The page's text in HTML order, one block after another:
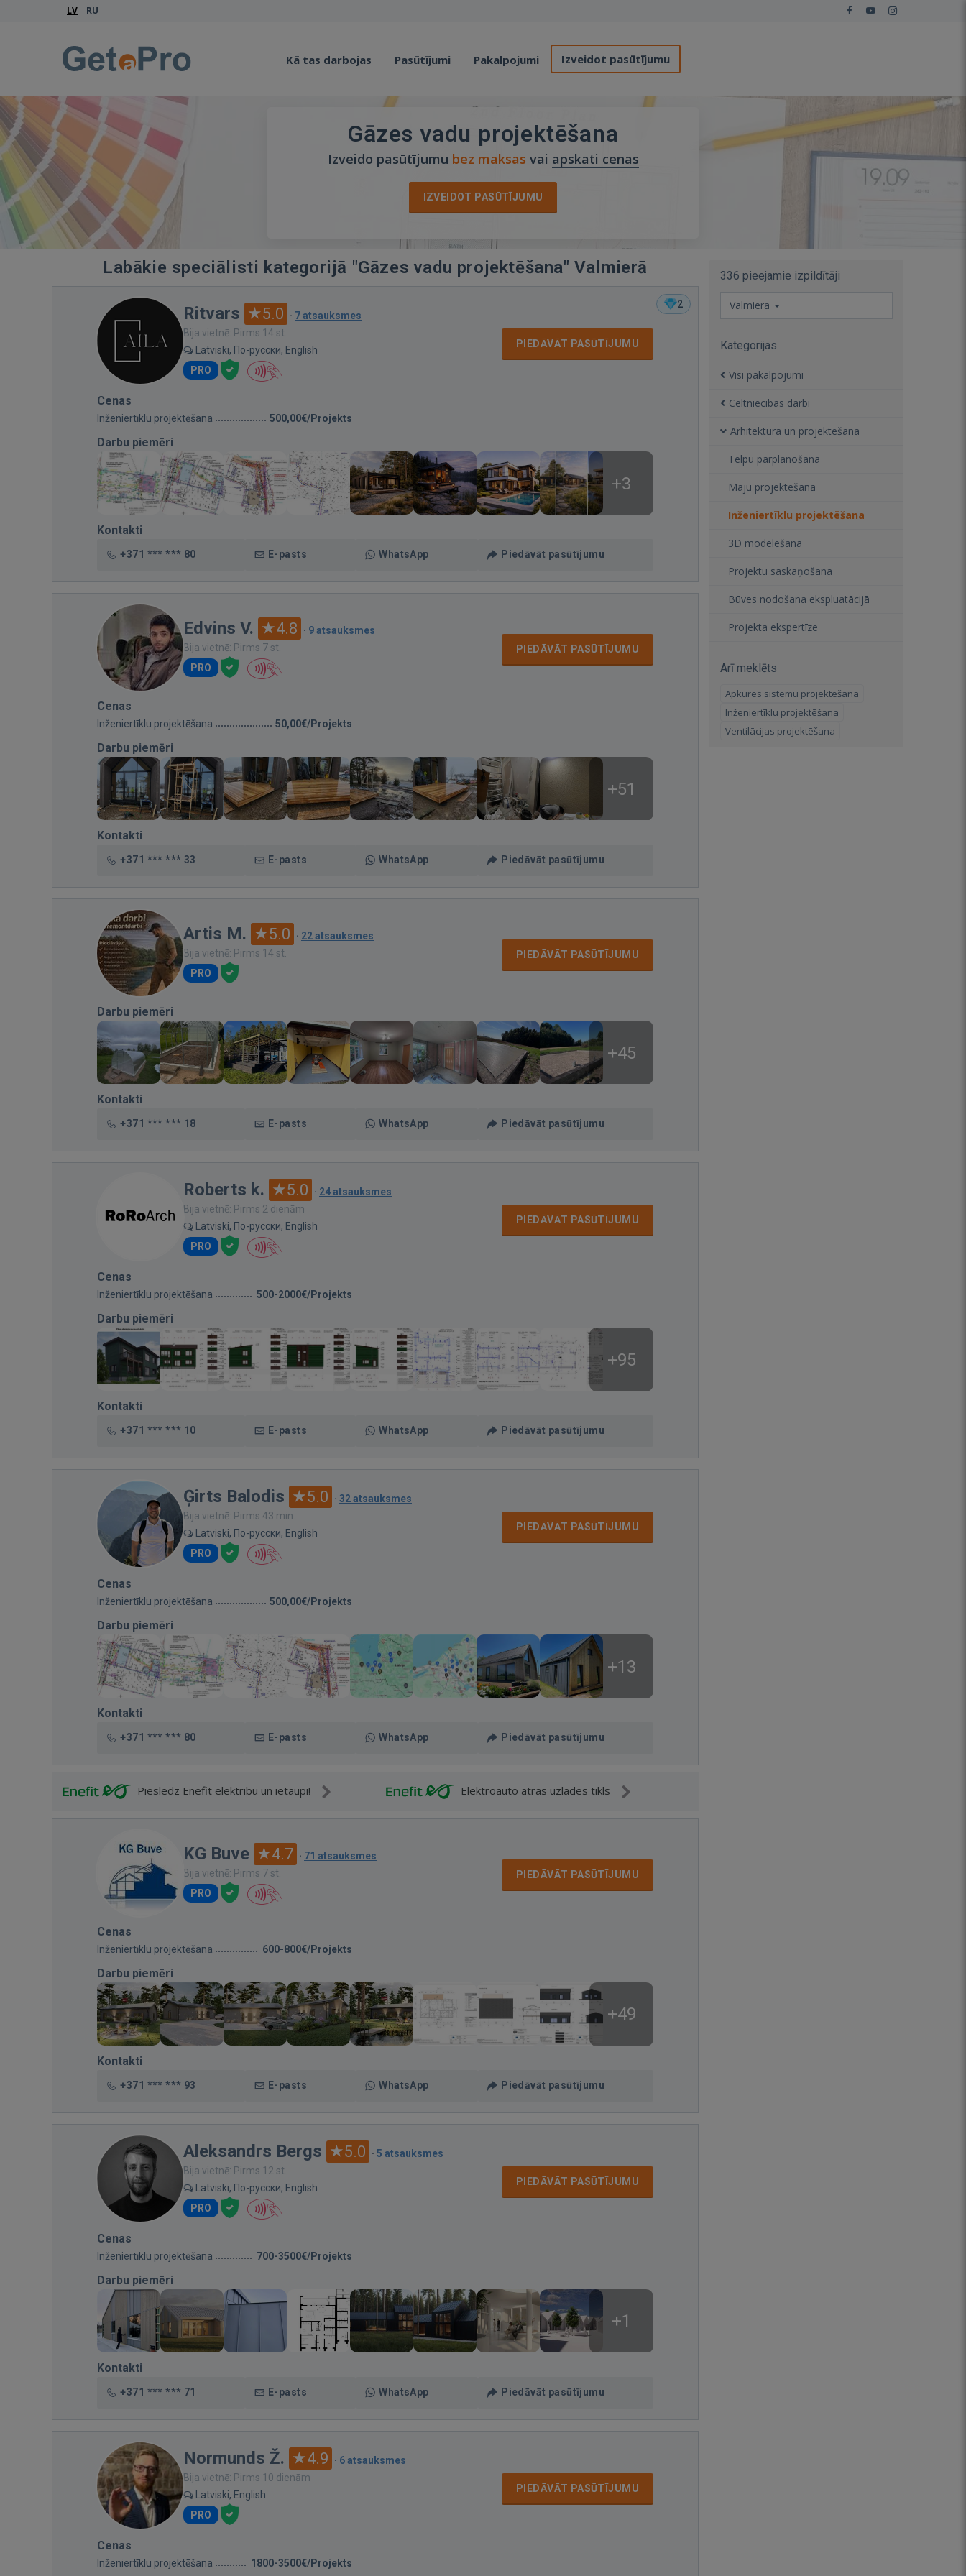
LV RU
Kā tas darbojas Pasūtījumi Pakalpojumi Izveidot pasūtījumu
Gāzes vadu projektēšana
Izveido pasūtījumu bez maksas vai apskati cenas
IZVEIDOT PASŪTĪJUMU
Labākie speciālisti kategorijā "Gāzes vadu projektēšana" Valmierā
2
Ritvars 5.0 · 7 atsauksmes
Bija vietnē: Pirms 14 st.
Latviski, По-русски, English
PRO
PIEDĀVĀT PASŪTĪJUMU
Cenas
Inženiertīklu projektēšana 500,00€/Projekts
Darbu piemēri
+3
Kontakti
+371 *** *** 80 E-pasts WhatsApp Piedāvāt pasūtījumu
Edvins V. 4.8 · 9 atsauksmes
Bija vietnē: Pirms 7 st.
PRO
PIEDĀVĀT PASŪTĪJUMU
Cenas
Inženiertīklu projektēšana 50,00€/Projekts
Darbu piemēri
+51
Kontakti
+371 *** *** 33 E-pasts WhatsApp Piedāvāt pasūtījumu
Artis M. 5.0 · 22 atsauksmes
Bija vietnē: Pirms 14 st.
PRO
PIEDĀVĀT PASŪTĪJUMU
Darbu piemēri
+45
Kontakti
+371 *** *** 18 E-pasts WhatsApp Piedāvāt pasūtījumu
Roberts k. 5.0 · 24 atsauksmes
Bija vietnē: Pirms 2 dienām
Latviski, По-русски, English
PRO
PIEDĀVĀT PASŪTĪJUMU
Cenas
Inženiertīklu projektēšana 500-2000€/Projekts
Darbu piemēri
+95
Kontakti
+371 *** *** 10 E-pasts WhatsApp Piedāvāt pasūtījumu
Ģirts Balodis 5.0 · 32 atsauksmes
Bija vietnē: Pirms 43 min.
Latviski, По-русски, English
PRO
PIEDĀVĀT PASŪTĪJUMU
Cenas
Inženiertīklu projektēšana 500,00€/Projekts
Darbu piemēri
+13
Kontakti
+371 *** *** 80 E-pasts WhatsApp Piedāvāt pasūtījumu
Pieslēdz Enefit elektrību un ietaupi! Elektroauto ātrās uzlādes tīkls
KG Buve 4.7 · 71 atsauksmes
Bija vietnē: Pirms 7 st.
PRO
PIEDĀVĀT PASŪTĪJUMU
Cenas
Inženiertīklu projektēšana 600-800€/Projekts
Darbu piemēri
+49
Kontakti
+371 *** *** 93 E-pasts WhatsApp Piedāvāt pasūtījumu
Aleksandrs Bergs 5.0 · 5 atsauksmes
Bija vietnē: Pirms 12 st.
Latviski, По-русски, English
PRO
PIEDĀVĀT PASŪTĪJUMU
Cenas
Inženiertīklu projektēšana 700-3500€/Projekts
Darbu piemēri
+1
Kontakti
+371 *** *** 71 E-pasts WhatsApp Piedāvāt pasūtījumu
Normunds Ž. 4.9 · 6 atsauksmes
Bija vietnē: Pirms 10 dienām
Latviski, English
PRO
PIEDĀVĀT PASŪTĪJUMU
Cenas
Inženiertīklu projektēšana 1800-3500€/Projekts
336 pieejamie izpildītāji
Valmiera
Kategorijas
Visi pakalpojumi
Celtniecības darbi
Arhitektūra un projektēšana
Telpu pārplānošana
Māju projektēšana
Inženiertīklu projektēšana
3D modelēšana
Projektu saskaņošana
Būves nodošana ekspluatācijā
Projekta ekspertīze
Arī meklēts
Apkures sistēmu projektēšana
Inženiertīklu projektēšana
Ventilācijas projektēšana